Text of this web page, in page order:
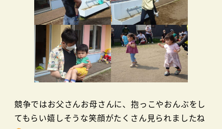
競争ではお父さんお母さんに、抱っこやおんぶをし
てもらい嬉しそうな笑顔がたくさん見られましたね